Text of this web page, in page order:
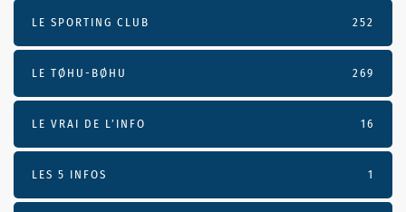
LE SPORTING CLUB 252
LE TØHU-BØHU 269
LE VRAI DE L’INFO 16
LES 5 INFOS 1